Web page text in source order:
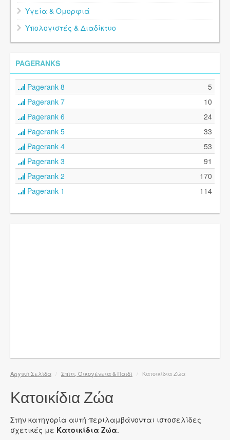
Υγεία & Ομορφιά
Υπολογιστές & Διαδίκτυο
PAGERANKS
Pagerank 8
5
Pagerank 7
10
Pagerank 6
24
Pagerank 5
33
Pagerank 4
53
Pagerank 3
91
Pagerank 2
170
Pagerank 1
114
Αρχική Σελίδα / Σπίτι, Οικογένεια & Παιδί / Κατοικίδια Ζώα
Κατοικίδια Ζώα
Στην κατηγορία αυτή περιλαμβάνονται ιστοσελίδες
σχετικές με Κατοικίδια Ζώα.